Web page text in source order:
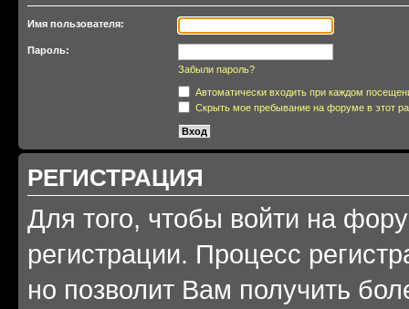
Имя пользователя:
Пароль:
Забыли пароль?
Автоматически входить при каждом
Скрыть мое пребывание на форуме в этот
РЕГИСТРАЦИЯ
Для того, чтобы войти на
регистрации. Процесс
но позволит Вам получить